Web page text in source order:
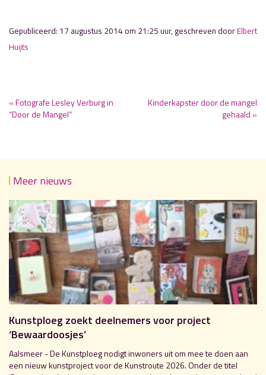
Gepubliceerd: 17 augustus 2014 om 21:25 uur, geschreven doorElbert
Huijts
« Fotografe Lesley Verburg in
“Door de Mangel”
Kinderkapster door de mangel
gehaald »
Meer nieuws
Kunstploeg zoekt deelnemers voor project
‘Bewaardoosjes’
Aalsmeer - De Kunstploeg nodigt inwoners uit om mee te doen aan
een nieuw kunstproject voor de Kunstroute 2026. Onder de titel